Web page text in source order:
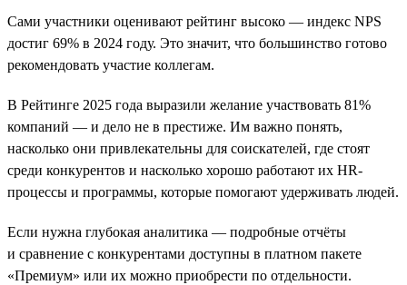
Сами участники оценивают рейтинг высоко — индекс NPS
достиг 69% в 2024 году. Это значит, что большинство готово
рекомендовать участие коллегам.
В Рейтинге 2025 года выразили желание участвовать 81%
компаний — и дело не в престиже. Им важно понять,
насколько они привлекательны для соискателей, где стоят
среди конкурентов и насколько хорошо работают их HR-
процессы и программы, которые помогают удерживать людей.
Если нужна глубокая аналитика — подробные отчёты
и сравнение с конкурентами доступны в платном пакете
«Премиум» или их можно приобрести по отдельности.